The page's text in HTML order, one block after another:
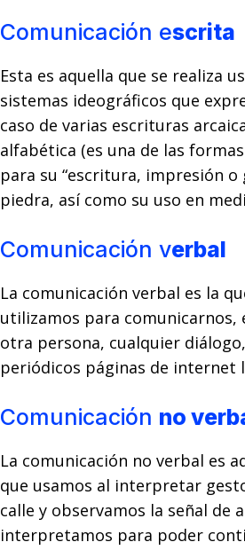
Comunicación escrita
Esta es aquella que se realiza
sistemas ideográficos que
caso de varias escrituras
alfabética (es una de las
para su “escritura, impresión
piedra, así como su uso en
Comunicación verbal
La comunicación verbal es la
utilizamos para comunicarnos,
otra persona, cualquier
periódicos páginas de internet
Comunicación no
La comunicación no verbal es
que usamos al interpretar
calle y observamos la señal de
interpretamos para poder